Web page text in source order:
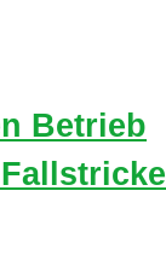
Betrieb